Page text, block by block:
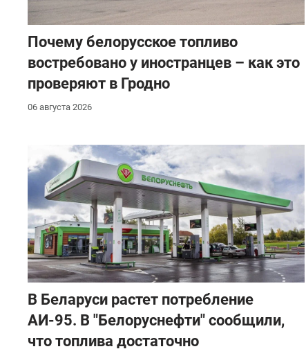
Почему белорусское топливо
востребовано у иностранцев – как это
проверяют в Гродно
06 августа 2026
В Беларуси растет потребление
АИ-95. В "Белоруснефти" сообщили,
что топлива достаточно